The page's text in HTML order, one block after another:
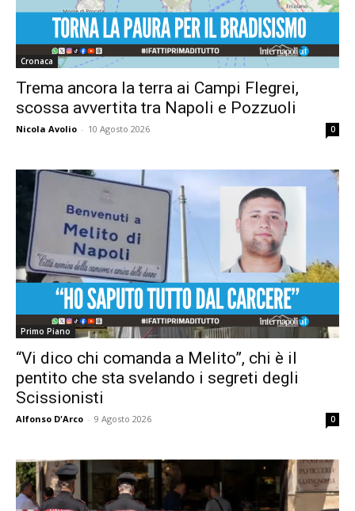
Cronaca
Trema ancora la terra ai Campi Flegrei,
scossa avvertita tra Napoli e Pozzuoli
Nicola Avolio - 10 Agosto 2026 0
Primo Piano
“Vi dico chi comanda a Melito”, chi è il
pentito che sta svelando i segreti degli
Scissionisti
Alfonso D'Arco - 9 Agosto 2026 0